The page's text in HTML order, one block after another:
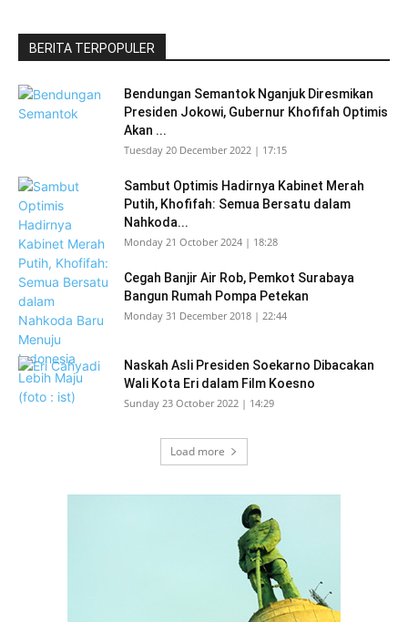
BERITA TERPOPULER
Bendungan Semantok Nganjuk Diresmikan
Presiden Jokowi, Gubernur Khofifah Optimis
Akan ...
Tuesday 20 December 2022 | 17:15
Sambut Optimis Hadirnya Kabinet Merah
Putih, Khofifah: Semua Bersatu dalam
Nahkoda...
Monday 21 October 2024 | 18:28
Cegah Banjir Air Rob, Pemkot Surabaya
Bangun Rumah Pompa Petekan
Monday 31 December 2018 | 22:44
Naskah Asli Presiden Soekarno Dibacakan
Wali Kota Eri dalam Film Koesno
Sunday 23 October 2022 | 14:29
Load more